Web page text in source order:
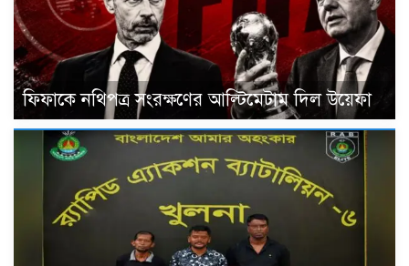
ফিফাকে নথিপত্র সংরক্ষণের আল্টিমেটাম দিল উয়েফা